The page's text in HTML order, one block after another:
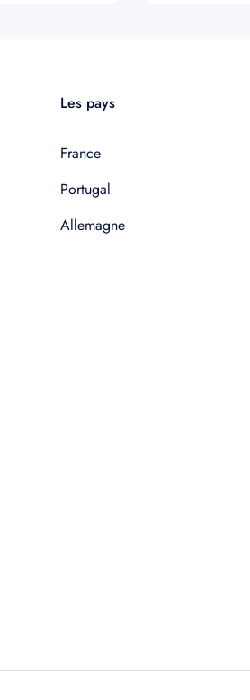
Les pays
France
Portugal
Allemagne